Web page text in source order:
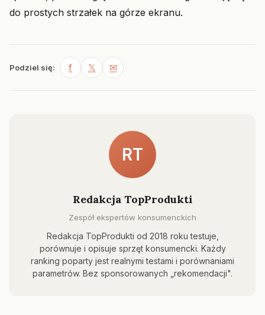
do prostych strzałek na górze ekranu.
Podziel się: f 𝕏 ✉
RT
Redakcja TopProdukti
Zespół ekspertów konsumenckich
Redakcja TopProdukti od 2018 roku testuje,
porównuje i opisuje sprzęt konsumencki. Każdy
ranking poparty jest realnymi testami i porównaniami
parametrów. Bez sponsorowanych „rekomendacji".